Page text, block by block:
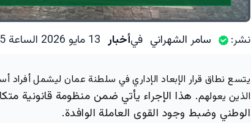
نشر: سامر الشهراني فيأخبار 13 مايو 2026 الساعة 03:45 صباحاً
يتسع نطاق قرار الإبعاد الإداري في سلطنة عمان ليشمل أفراد
الذين يعولهم. هذا الإجراء يأتي ضمن منظومة قانونية
الوطني وضبط وجود القوى العاملة الوافدة.